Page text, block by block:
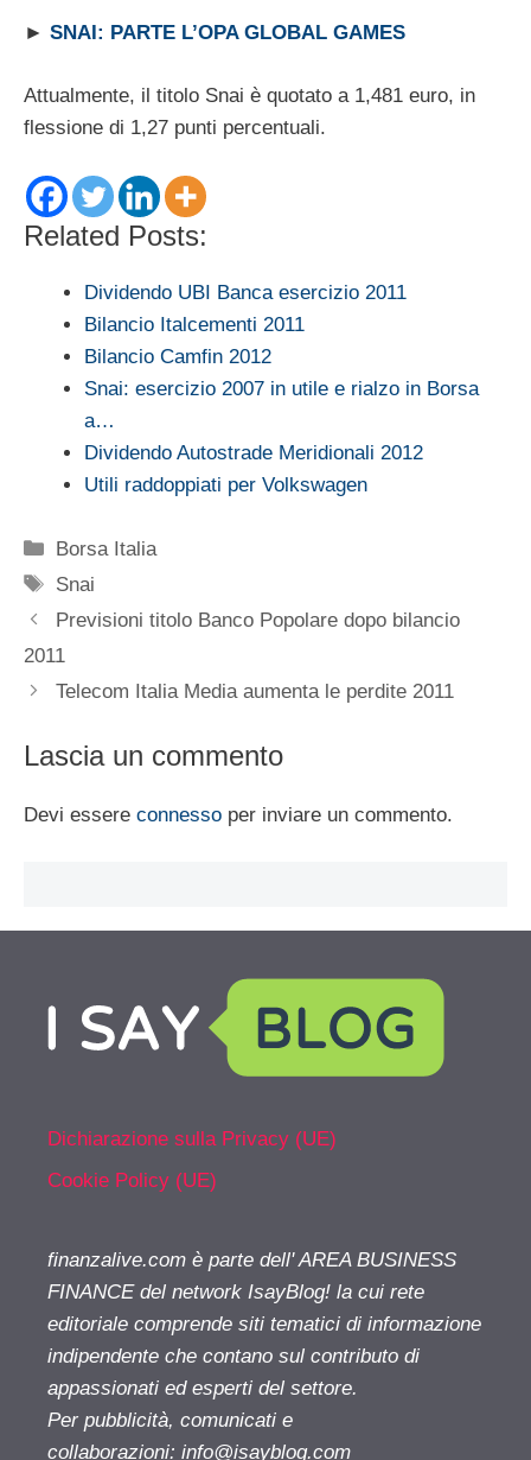
► SNAI: PARTE L’OPA GLOBAL GAMES
Attualmente, il titolo Snai è quotato a 1,481 euro, in
flessione di 1,27 punti percentuali.
Related Posts:
Dividendo UBI Banca esercizio 2011
Bilancio Italcementi 2011
Bilancio Camfin 2012
Snai: esercizio 2007 in utile e rialzo in Borsa
a…
Dividendo Autostrade Meridionali 2012
Utili raddoppiati per Volkswagen
Categorie
Borsa Italia
Tag
Snai
Previsioni titolo Banco Popolare dopo bilancio
2011
Telecom Italia Media aumenta le perdite 2011
Lascia un commento
Devi essere connesso per inviare un commento.
Dichiarazione sulla Privacy (UE)
Cookie Policy (UE)
finanzalive.com è parte dell' AREA BUSINESS
FINANCE del network IsayBlog! la cui rete
editoriale comprende siti tematici di informazione
indipendente che contano sul contributo di
appassionati ed esperti del settore.
Per pubblicità, comunicati e
collaborazioni: info@isayblog.com